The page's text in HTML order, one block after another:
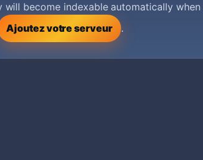
become indexable automatically
Ajoutez votre serveur
.